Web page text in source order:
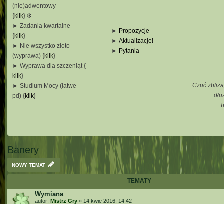
(nie)adwentowy
{klik} ❆
► Zadania kwartalne
{klik}
► Nie wszystko złoto
(wyprawa) {klik}
► Wyprawa dla szczeniąt {
klik}
► Studium Mocy (łatwe
pd) {klik}
► Propozycje
► Aktualizacje!
► Pytania
Czuć
Banery
NOWY TEMAT
TEMATY
Wymiana
autor: Mistrz Gry » 14 kwie 2016, 14:42